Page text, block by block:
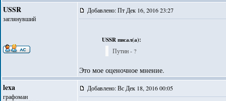
USSR
заглянувший
Добавлено: Пт Дек 16, 2016 23:27
USSR писал(а):
Путин - ?
Это мое оценочное мнение.
lexa
графоман
Добавлено: Вс Дек 18, 2016 00:05